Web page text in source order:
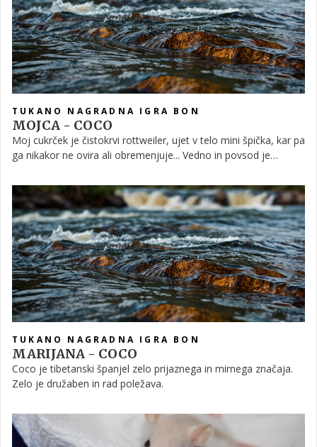
TUKANO NAGRADNA IGRA BON
MOJCA - COCO
Moj cukrček je čistokrvi rottweiler, ujet v telo mini špička, kar pa
ga nikakor ne ovira ali obremenjuje... Vedno in povsod je
vas bo kmalu naša!! Juhej!!
TUKANO NAGRADNA IGRA BON
MARIJANA - COCO
Coco je tibetanski španjel zelo prijaznega in mirnega značaja.
Zelo je družaben in rad poležava.